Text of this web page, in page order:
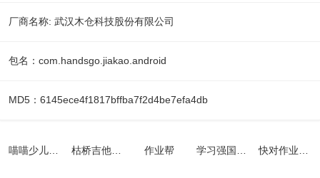
厂商名称: 武汉木仓科技股份有限公司
包名：com.handsgo.jiakao.android
MD5：6145ece4f1817bffba7f2d4be7efa4db
枯桥吉他谱app 作业帮